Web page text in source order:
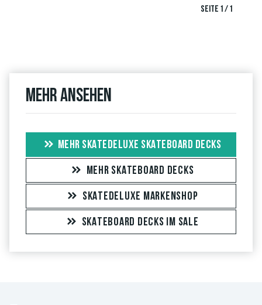
SEITE 1 / 1
Mehr ansehen
MEHR SKATEDELUXE SKATEBOARD DECKS
MEHR SKATEBOARD DECKS
SKATEDELUXE MARKENSHOP
SKATEBOARD DECKS IM SALE